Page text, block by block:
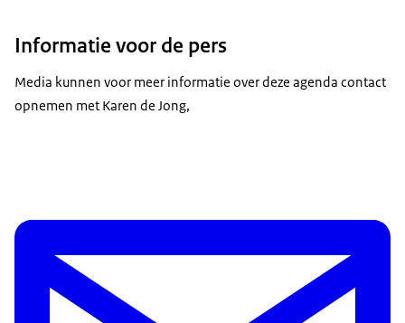
Informatie voor de pers
Media kunnen voor meer informatie over deze agenda contact
opnemen met Karen de Jong,